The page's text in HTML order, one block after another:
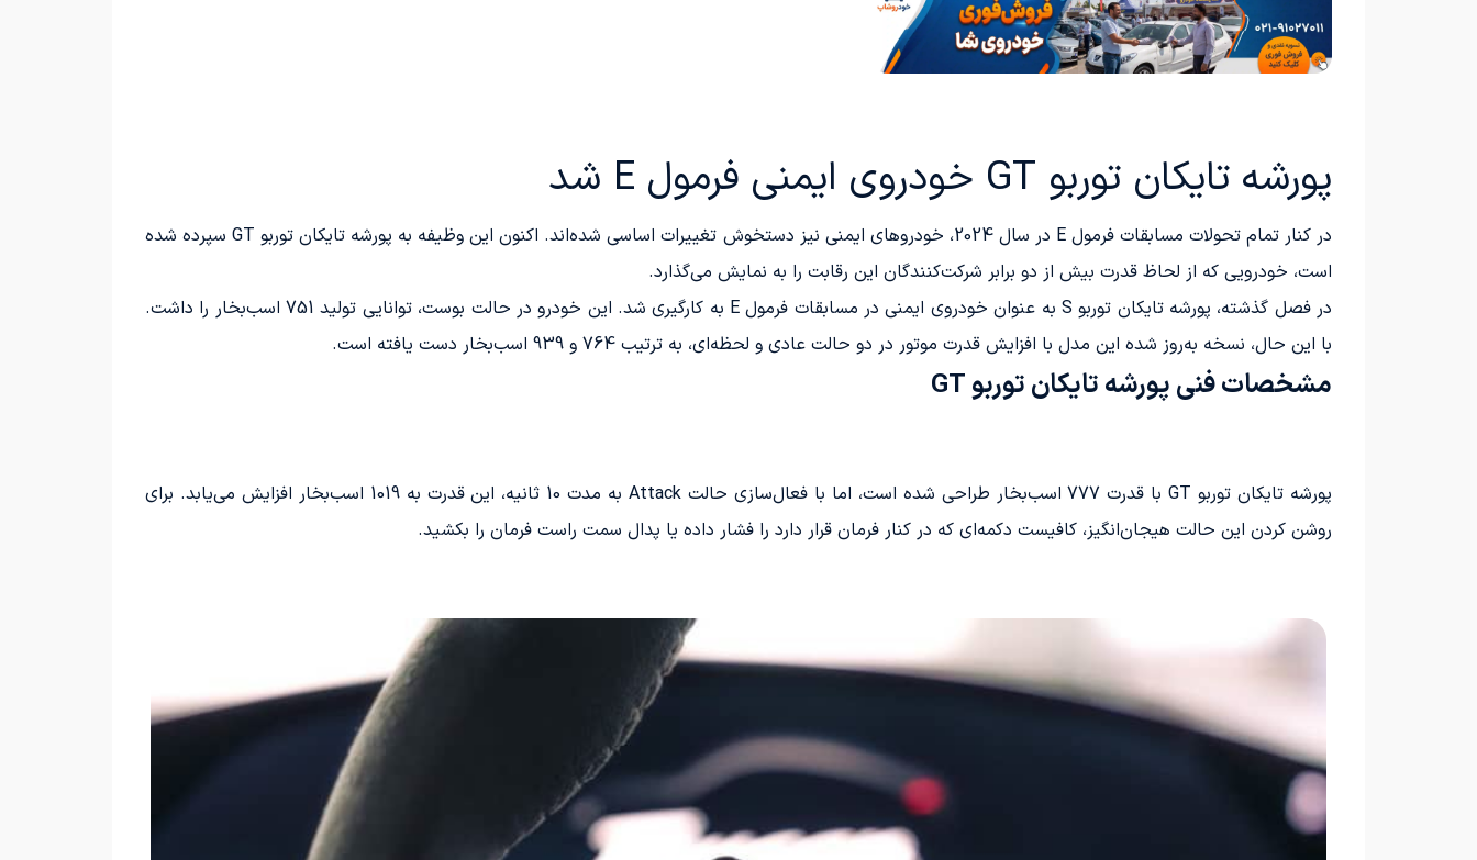
پورشه تایکان توربو GT خودروی ایمنی فرمول E شد
در کنار تمام تحولات مسابقات فرمول E در سال 2024، خودروهای ایمنی نیز دستخوش تغییرات اساسی شده‌اند. اکنون این وظیفه به پورشه تایکان توربو GT سپرده شده
است، خودرویی که از لحاظ قدرت بیش از دو برابر شرکت‌کنندگان این رقابت را به نمایش می‌گذارد.
در فصل گذشته، پورشه تایکان توربو S به عنوان خودروی ایمنی در مسابقات فرمول E به کارگیری شد. این خودرو در حالت بوست، توانایی تولید 751 اسب‌بخار را داشت.
با این حال، نسخه به‌روز شده این مدل با افزایش قدرت موتور در دو حالت عادی و لحظه‌ای، به ترتیب 764 و 939 اسب‌بخار دست یافته است.
مشخصات فنی پورشه تایکان توربو GT
پورشه تایکان توربو GT با قدرت 777 اسب­‌بخار طراحی شده است، اما با فعال‌سازی حالت Attack به مدت 10 ثانیه، این قدرت به 1019 اسب­‌بخار افزایش می‌­یابد. برای
روشن کردن این حالت هیجان‌انگیز، کافیست دکمه‌ای که در کنار فرمان قرار دارد را فشار داده یا پدال سمت راست فرمان را بکشید.